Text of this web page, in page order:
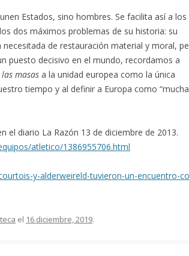
Estados, sino hombres. Se facilita así a los
dos máximos problemas de su historia: su
de restauración material y moral,
puesto decisivo en el mundo, recordamos a
masas a la unidad europea como la única
tiempo y al definir a Europa como
el diario La Razón 13 de diciembre de 2013.
atletico/1386955706.html
y-alderweireld-tuvieron-un-encuentro-
el 16 diciembre, 2019.